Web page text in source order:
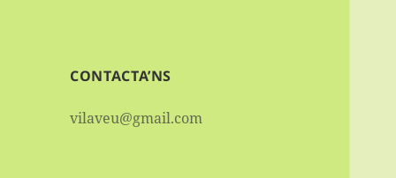
CONTACTA’NS
vilaveu@gmail.com